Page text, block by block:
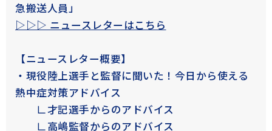
急搬送人員」
▷▷▷ ニュースレターはこちら
【ニュースレター概要】
・現役陸上選手と監督に聞いた！今日から使える
熱中症対策アドバイス
∟才記選手からのアドバイス
∟高嶋監督からのアドバイス